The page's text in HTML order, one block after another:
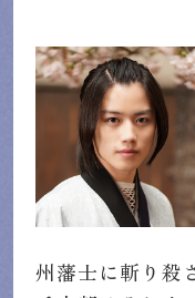
州藩士に斬り殺